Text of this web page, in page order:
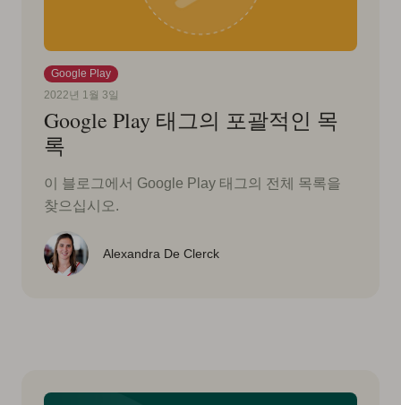
Google Play
2022년 1월 3일
Google Play 태그의 포괄적인 목
록
이 블로그에서 Google Play 태그의 전체 목록을
찾으십시오.
Alexandra De Clerck